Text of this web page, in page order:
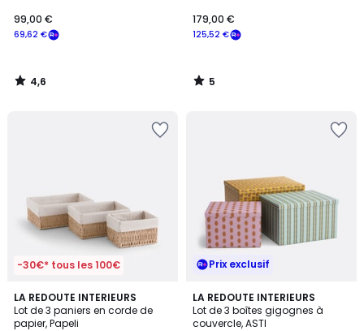
69,62 €
99,00 €
4,6
/
125,52 €
179,00 €
5
/
-30€* tous les 100€
LA REDOUTE INTERIEURS
Lot de 3 paniers en corde de
papier, Papeli
4,2
/ 5
Prix exclusif
LA REDOUTE INTERIEURS
Lot de 3 boîtes gigognes à
couvercle, ASTI
4
/
5